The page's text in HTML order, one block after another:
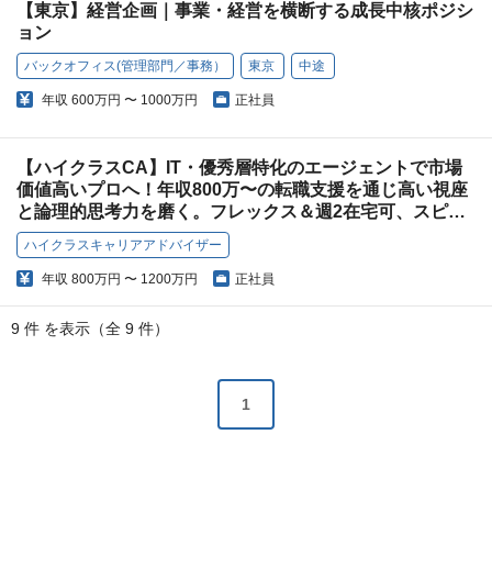
【東京】経営企画｜事業・経営を横断する成長中核ポジシ
ョン
バックオフィス(管理部門／事務） 東京 中途
年収 600万円 〜 1000万円 正社員
【ハイクラスCA】IT・優秀層特化のエージェントで市場
価値高いプロへ！年収800万〜の転職支援を通じ高い視座
と論理的思考力を磨く。フレックス＆週2在宅可、スピー
ド感を持って成果にこだわる環境！
ハイクラスキャリアアドバイザー
年収 800万円 〜 1200万円 正社員
9 件 を表示（全 9 件）
1